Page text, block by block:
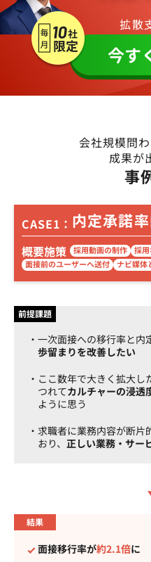
拡散
今す
会社規模問
成果が
事
CASE1： 内定承諾
概要施策 採用動画の制作
採
面接前のユーザーへ送付
ナビ媒体
前提課題
一次面接への移行率と内
歩留まりを改善したい
ここ数年で大きく拡大し
つれてカルチャーの浸透
ように思う
求職者に業務内容が断片
おり、 正しい業務・サー
結果
面接移行率が約2.1倍に